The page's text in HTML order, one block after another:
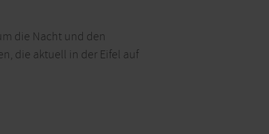
die Nacht und den
die aktuell in der Eifel auf